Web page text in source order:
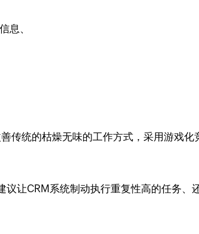
息、
传统的枯燥无味的工作方式，采用游戏
议让CRM系统制动执行重复性高的任务、